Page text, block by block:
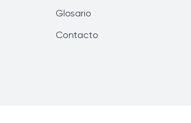
Glosario
Contacto